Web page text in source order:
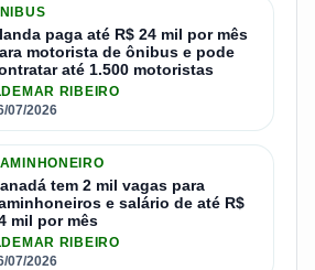
paga até R$ 24 mil por mês
motorista de ônibus e pode
até 1.500 motoristas
RIBEIRO
07/2026
tem 2 mil vagas para
e salário de até R$
mil por mês
RIBEIRO
07/2026